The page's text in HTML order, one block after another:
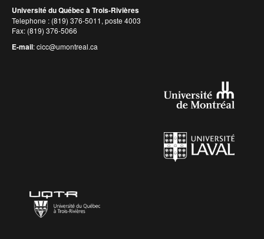
Université du Québec à Trois-Rivières
Telephone : (819) 376-5011, poste 4003
Fax: (819) 376-5066
E-mail:cicc@umontreal.ca